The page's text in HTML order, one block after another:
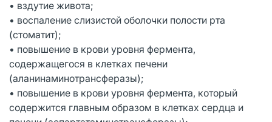
• вздутие живота;
• воспаление слизистой оболочки полости рта
(стоматит);
• повышение в крови уровня фермента,
содержащегося в клетках печени
(аланинаминотрансферазы);
• повышение в крови уровня фермента, который
содержится главным образом в клетках сердца и